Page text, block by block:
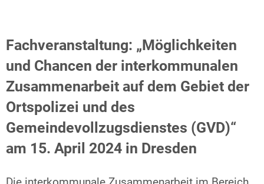
Fachveranstaltung: „Möglichkeiten
und Chancen der interkommunalen
Zusammenarbeit auf dem Gebiet der
Ortspolizei und des
Gemeindevollzugsdienstes (GVD)“
am 15. April 2024 in Dresden